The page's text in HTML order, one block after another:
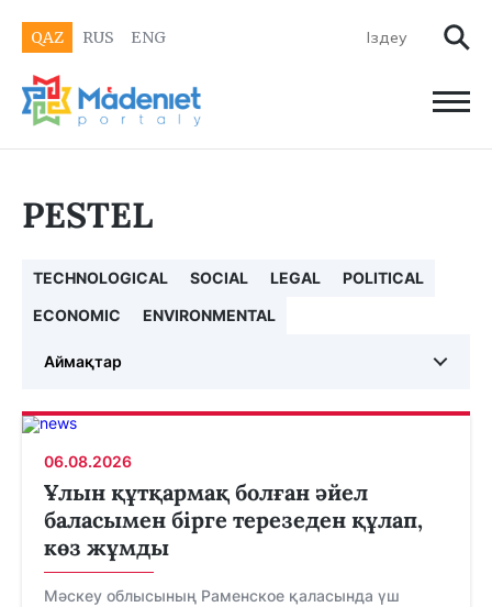
QAZ RUS ENG
PESTEL
TECHNOLOGICAL SOCIAL LEGAL
POLITICAL
ECONOMIC
ENVIRONMENTAL
Аймақтар
06.08.2026
Ұлын құтқармақ болған әйел
баласымен бірге терезеден құлап,
көз жұмды
Мәскеу облысының Раменское қаласында үш